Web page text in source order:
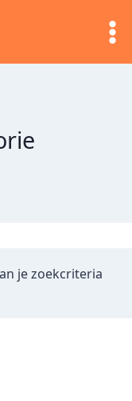
je zoekcriteria